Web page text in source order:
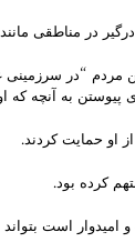
در مناطقی
“در سرزمینی
او حمایت کردند.
کرده بود.
امیدوار است